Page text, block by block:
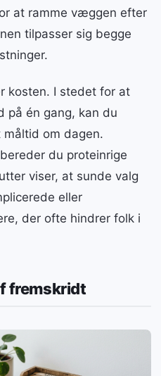
at ramme væggen efter
tilpasser sig begge
kosten. I stedet for at
på én gang, kan du
om dagen.
du proteinrige
viser, at sunde valg
eller
der ofte hindrer folk i
fremskridt